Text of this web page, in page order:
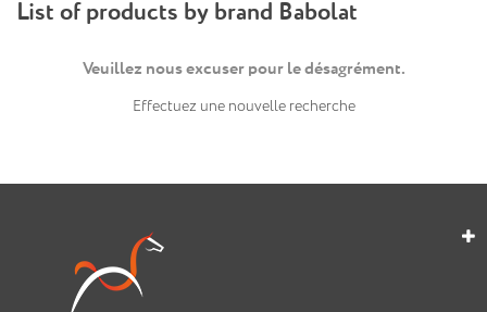
List of products by brand Babolat
Veuillez nous excuser pour le désagrément.
Effectuez une nouvelle recherche